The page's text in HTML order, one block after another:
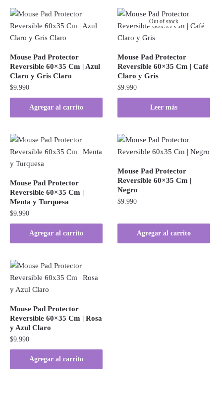
Mouse Pad Protector
Reversible 60×35 Cm | Azul
Claro y Gris Claro
$9.990
Agregar al carrito
Out of stock
Mouse Pad Protector
Reversible 60×35 Cm | Café
Claro y Gris
$9.990
Leer más
Mouse Pad Protector
Reversible 60×35 Cm |
Menta y Turquesa
$9.990
Agregar al carrito
Mouse Pad Protector
Reversible 60×35 Cm |
Negro
$9.990
Agregar al carrito
Mouse Pad Protector
Reversible 60×35 Cm | Rosa
y Azul Claro
$9.990
Agregar al carrito